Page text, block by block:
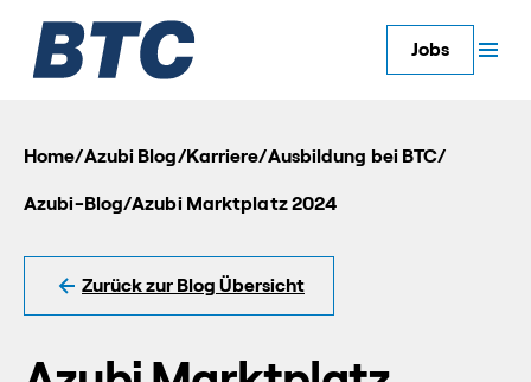
Jobs
Home/Azubi Blog/Karriere/Ausbildung bei BTC/
Azubi-Blog/Azubi Marktplatz 2024
Zurück zur Blog Übersicht